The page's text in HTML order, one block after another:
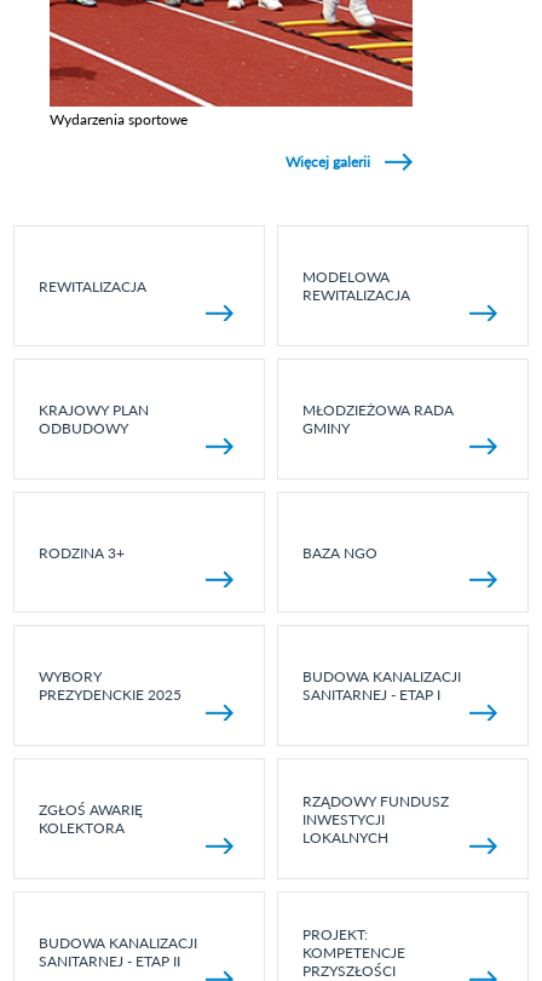
Wydarzenia sportowe
Więcej galerii
REWITALIZACJA
MODELOWA
REWITALIZACJA
KRAJOWY PLAN
ODBUDOWY
MŁODZIEŻOWA RADA
GMINY
RODZINA 3+ BAZA NGO
WYBORY
PREZYDENCKIE 2025
BUDOWA KANALIZACJI
SANITARNEJ - ETAP I
ZGŁOŚ AWARIĘ
KOLEKTORA
RZĄDOWY FUNDUSZ
INWESTYCJI
LOKALNYCH
BUDOWA KANALIZACJI
SANITARNEJ - ETAP II
PROJEKT:
KOMPETENCJE
PRZYSZŁOŚCI